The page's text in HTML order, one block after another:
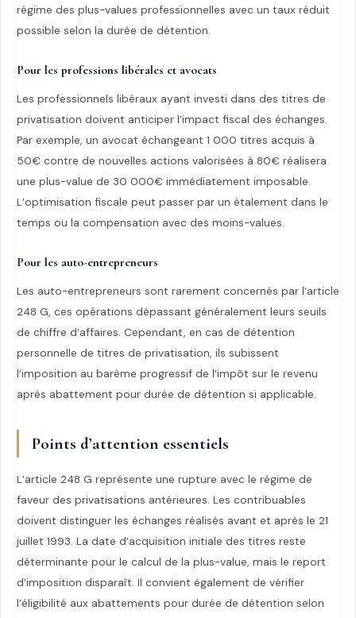
régime des plus-values professionnelles avec un taux réduit
possible selon la durée de détention.
Pour les professions libérales et avocats
Les professionnels libéraux ayant investi dans des titres de
privatisation doivent anticiper l’impact fiscal des échanges.
Par exemple, un avocat échangeant 1 000 titres acquis à
50€ contre de nouvelles actions valorisées à 80€ réalisera
une plus-value de 30 000€ immédiatement imposable.
L’optimisation fiscale peut passer par un étalement dans le
temps ou la compensation avec des moins-values.
Pour les auto-entrepreneurs
Les auto-entrepreneurs sont rarement concernés par l’article
248 G, ces opérations dépassant généralement leurs seuils
de chiffre d’affaires. Cependant, en cas de détention
personnelle de titres de privatisation, ils subissent
l’imposition au barème progressif de l’impôt sur le revenu
après abattement pour durée de détention si applicable.
Points d’attention essentiels
L’article 248 G représente une rupture avec le régime de
faveur des privatisations antérieures. Les contribuables
doivent distinguer les échanges réalisés avant et après le 21
juillet 1993. La date d’acquisition initiale des titres reste
déterminante pour le calcul de la plus-value, mais le report
d’imposition disparaît. Il convient également de vérifier
l’éligibilité aux abattements pour durée de détention selon